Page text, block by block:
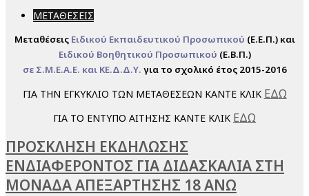
ΜΕΤΑΘΕΣΕΙΣ
Μεταθέσεις Ειδικού Εκπαιδευτικού Προσωπικού (Ε.Ε.Π.) και
Ειδικού Βοηθητικού Προσωπικού (Ε.Β.Π.)
σε Σ.Μ.Ε.Α.Ε. και ΚΕ.Δ.Δ.Υ. για το σχολικό έτος 2015-2016
ΓΙΑ ΤΗΝ ΕΓΚΥΚΛΙΟ ΤΩΝ ΜΕΤΑΘΕΣΕΩΝ ΚΑΝΤΕ ΚΛΙΚ ΕΔΩ
ΓΙΑ ΤΟ ΕΝΤΥΠΟ ΑΙΤΗΣΗΣ ΚΑΝΤΕ ΚΛΙΚ ΕΔΩ
ΠΡΟΣΚΛΗΣΗ ΕΚΔΗΛΩΣΗΣ
ΕΝΔΙΑΦΕΡΟΝΤΟΣ ΓΙΑ ΔΙΔΑΣΚΑΛΙΑ ΣΤΗ
ΜΟΝΑΔΑ ΑΠΕΞΑΡΤΗΣΗΣ 18 ΑΝΩ